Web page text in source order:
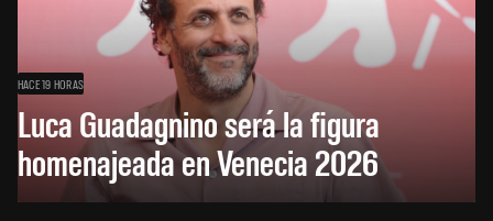
HACE 19 HORAS
Luca Guadagnino será la figura
homenajeada en Venecia 2026